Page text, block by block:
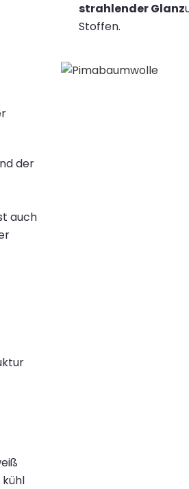
strahlender Glanz
Stoffen.
der
auch